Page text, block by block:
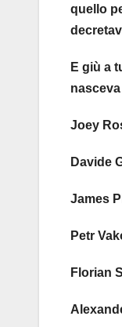
quello
E giù a
Joey
Davide
James
Petr
Florian